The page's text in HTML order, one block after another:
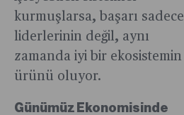
kurmuşlarsa, başarı sadece
liderlerinin değil, aynı
zamanda iyi bir ekosistemin
ürünü oluyor.
Günümüz Ekonomisinde